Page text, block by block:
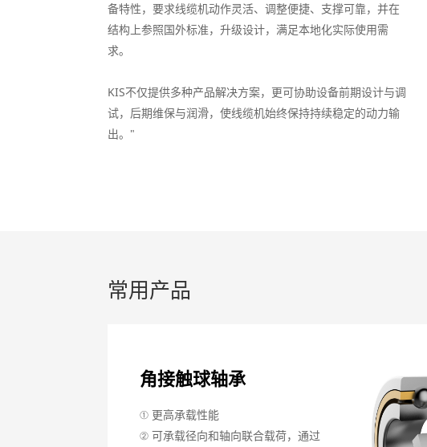
备特性，要求线缆机动作灵活、调整便捷、支撑可靠，并在
结构上参照国外标准，升级设计，满足本地化实际使用需
求。
KIS不仅提供多种产品解决方案，更可协助设备前期设计与调
试，后期维保与润滑，使线缆机始终保持持续稳定的动力输
出。"
常用产品
角接触球轴承
① 更高承载性能
② 可承载径向和轴向联合载荷，通过